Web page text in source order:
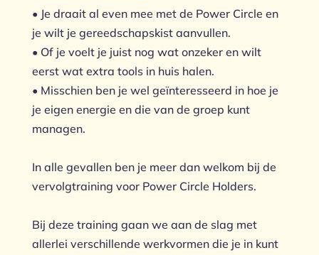
• Je draait al even mee met de Power Circle en
je wilt je gereedschapskist aanvullen.
• Of je voelt je juist nog wat onzeker en wilt
eerst wat extra tools in huis halen.
• Misschien ben je wel geïnteresseerd in hoe je
je eigen energie en die van de groep kunt
managen.
In alle gevallen ben je meer dan welkom bij de
vervolgtraining voor Power Circle Holders.
Bij deze training gaan we aan de slag met
allerlei verschillende werkvormen die je in kunt